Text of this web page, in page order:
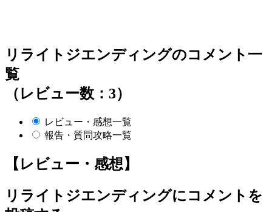
リライトジエンディングのコメント一
覧
（レビュー数：3）
レビュー・感想一覧
報告・質問攻略一覧
【レビュー・感想】
リライトジエンディングにコメントを